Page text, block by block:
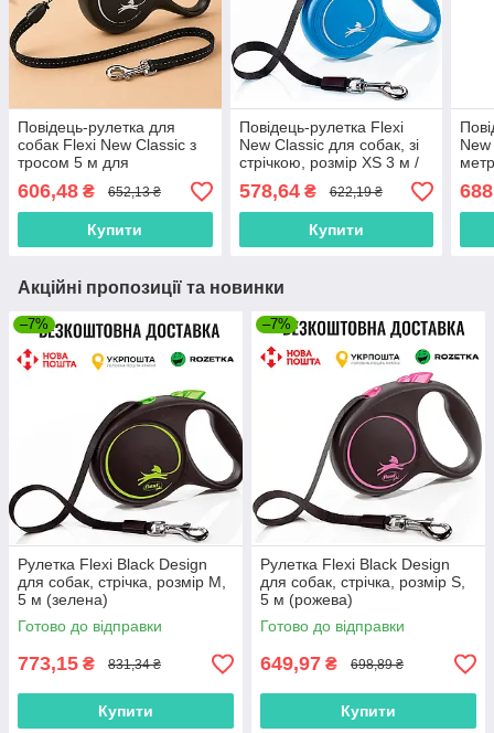
Повідець-рулетка для
собак Flexi New Classic з
тросом 5 м для
середнього розміру собак
до 20кг
606,48 ₴ 652,13 ₴
Купити
Повідець-рулетка Flexi
New Classic для собак, зі
стрічкою, розмір XS 3 м /
12 кг (синя)
578,64₴ 622,19 ₴
Купити
New
15 кг
Акційні пропозиції та новинки
–7%
Рулетка Flexi Black Design
для собак, стрічка, розмір M,
5 м (зелена)
Готово до відправки
773,15 ₴ 831,34 ₴
Купити
–7%
Рулетка Flexi Black Design
для собак, стрічка, розмір S,
5 м (рожева)
Готово до відправки
649,97 ₴ 698,89 ₴
Купити